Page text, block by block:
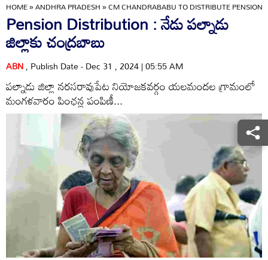
HOME»ANDHRA PRADESH»CM CHANDRABABU TO DISTRIBUTE
Pension Distribution : నేడు పల్నాడు
జిల్లాకు చంద్రబాబు
ABN, Publish Date - Dec 31 , 2024 | 05:55 AM
పల్నాడు జిల్లా నరసరావుపేట నియోజకవర్గం యలమందల గ్రామంలో
మంగళవారం పింఛన్ల పంపిణీ...